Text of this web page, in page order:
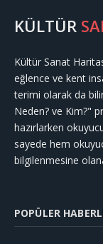
KÜLTÜR
Kültür Sanat
eğlence ve kent
terimi olarak da
Neden? ve Kim?"
hazırlarken
sayede hem
bilgilenmesine
POPÜLER